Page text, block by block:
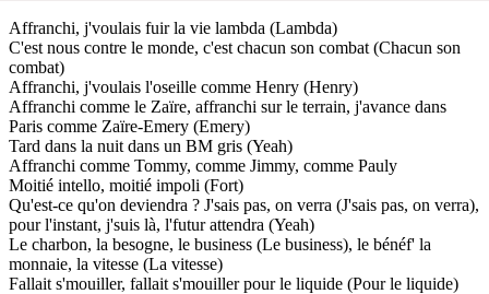
Affranchi, j'voulais fuir la vie lambda (Lambda)
C'est nous contre le monde, c'est chacun son combat (Chacun son
combat)
Affranchi, j'voulais l'oseille comme Henry (Henry)
Affranchi comme le Zaïre, affranchi sur le terrain, j'avance dans
Paris comme Zaïre-Emery (Emery)
Tard dans la nuit dans un BM gris (Yeah)
Affranchi comme Tommy, comme Jimmy, comme Pauly
Moitié intello, moitié impoli (Fort)
Qu'est-ce qu'on deviendra ? J'sais pas, on verra (J'sais pas, on verra),
pour l'instant, j'suis là, l'futur attendra (Yeah)
Le charbon, la besogne, le business (Le business), le bénéf' la
monnaie, la vitesse (La vitesse)
Fallait s'mouiller, fallait s'mouiller pour le liquide (Pour le liquide)